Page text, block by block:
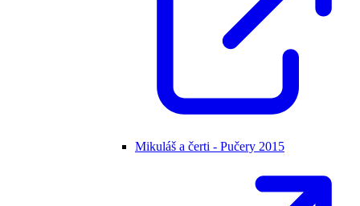
Mikuláš a čerti - Pučery 2015